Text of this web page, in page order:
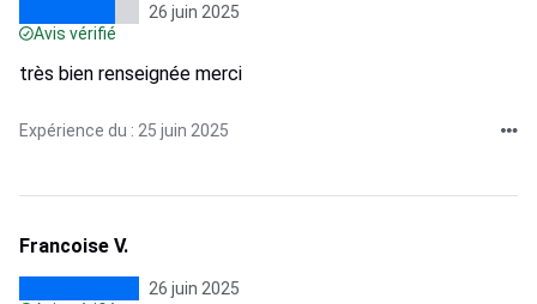
26 juin 2025
Avis vérifié
très bien renseignée merci
Expérience du : 25 juin 2025
Francoise V.
26 juin 2025